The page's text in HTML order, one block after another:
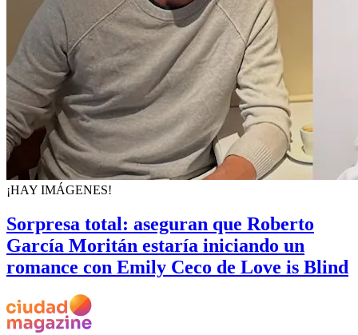
¡HAY IMÁGENES!
Sorpresa total: aseguran que Roberto
García Moritán estaría iniciando un
romance con Emily Ceco de Love is Blind